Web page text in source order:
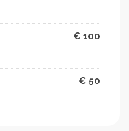
€ 100
€ 50